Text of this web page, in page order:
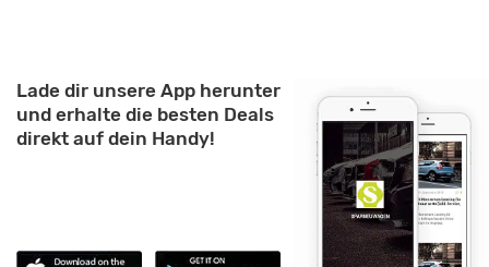
Lade dir unsere App herunter
und erhalte die besten Deals
direkt auf dein Handy!